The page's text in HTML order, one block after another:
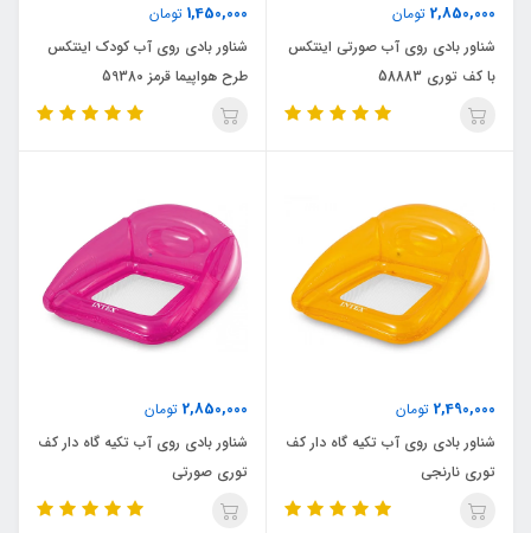
2,850,000 تومان
شناور بادی روی آب صورتی اینتکس
با کف توری 58883
1,450,000 تومان
شناور بادی روی آب کودک اینتکس
طرح هواپیما قرمز 59380
2,490,000 تومان
شناور بادی روی آب تکیه گاه دار کف
توری نارنجی
2,850,000 تومان
شناور بادی روی آب تکیه گاه دار کف
توری صورتی